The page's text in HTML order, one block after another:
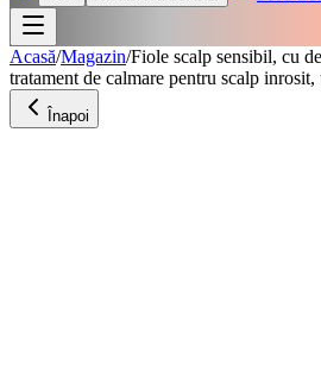
Acasă/Magazin/Fiole scalp sensibil, cu
tratament de calmare pentru scalp
Înapoi